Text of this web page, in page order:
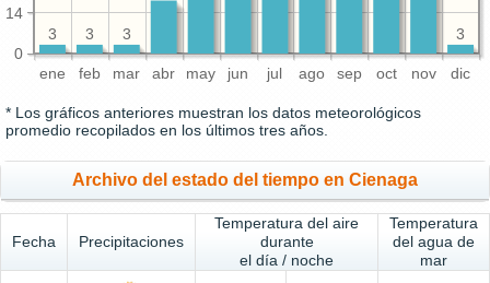
ene feb mar abr may jun jul ago sep oct nov dic
0
14
3
3
3
3
* Los gráficos anteriores muestran los datos meteorológicos
promedio recopilados en los últimos tres años.
Archivo del estado del tiempo en Cienaga
Fecha Precipitaciones
Temperatura del aire
durante
el día / noche
Temperatura
del agua de
mar